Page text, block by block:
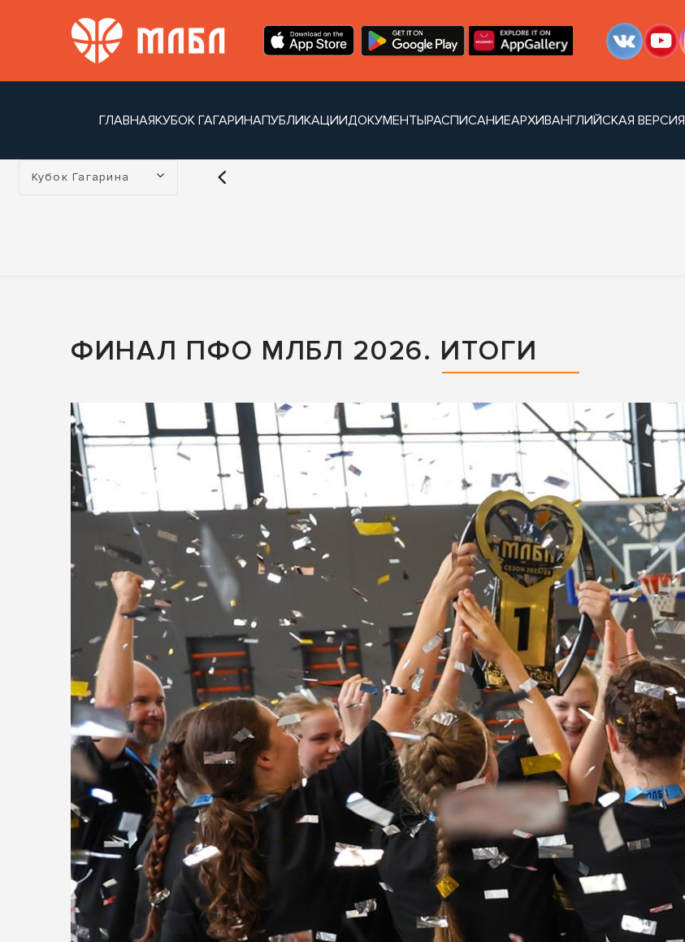
ГЛАВНАЯКУБОК ГАГАРИНАПУБЛИКАЦИИДОКУМЕНТЫРАСПИСАНИЕАРХИВАНГЛИЙСКАЯ ВЕРСИЯ
Турнир:
Кубок Гагарина
ФИНАЛ ПФО МЛБЛ 2026. ИТОГИ